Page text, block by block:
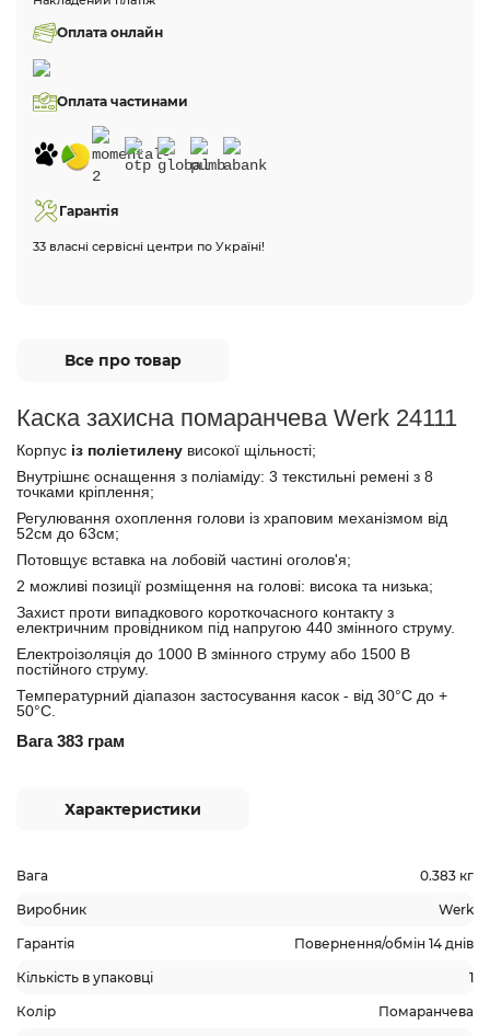
Оплата онлайн
Оплата частинами
Гарантія
33 власні сервісні центри по Україні!
Все про товар
Каска захисна помаранчева Werk 24111
Корпус із поліетилену високої щільності;
Внутрішнє оснащення з поліаміду: 3 текстильні ремені з 8
точками кріплення;
Регулювання охоплення голови із храповим механізмом від
52см до 63см;
Потовщує вставка на лобовій частині оголов'я;
2 можливі позиції розміщення на голові: висока та низька;
Захист проти випадкового короткочасного контакту з
електричним провідником під напругою 440 змінного струму.
Електроізоляція до 1000 В змінного струму або 1500 В
постійного струму.
Температурний діапазон застосування касок - від 30°C до +
50°C.
Вага 383 грам
Характеристики
Вага 0.383 кг
Виробник Werk
Гарантія Повернення/обмін 14 днів
Кількість в упаковці 1
Колір Помаранчева